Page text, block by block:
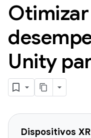
Unity
Dispositivos